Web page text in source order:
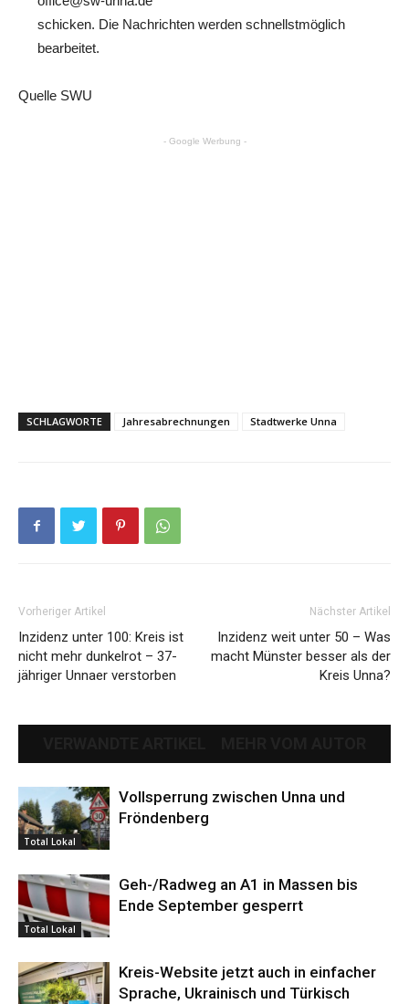
schicken. Die Nachrichten werden schnellstmöglich
bearbeitet.
Quelle SWU
- Google Werbung -
SCHLAGWORTE Jahresabrechnungen Stadtwerke Unna
Vorheriger Artikel
Inzidenz unter 100: Kreis ist
nicht mehr dunkelrot – 37-
jähriger Unnaer verstorben
Nächster Artikel
Inzidenz weit unter 50 – Was
macht Münster besser als der
Kreis Unna?
Total Lokal
Vollsperrung zwischen Unna und
Fröndenberg
Total Lokal
Geh-/Radweg an A1 in Massen bis
Ende September gesperrt
Kreis-Website jetzt auch in einfacher
Sprache, Ukrainisch und Türkisch